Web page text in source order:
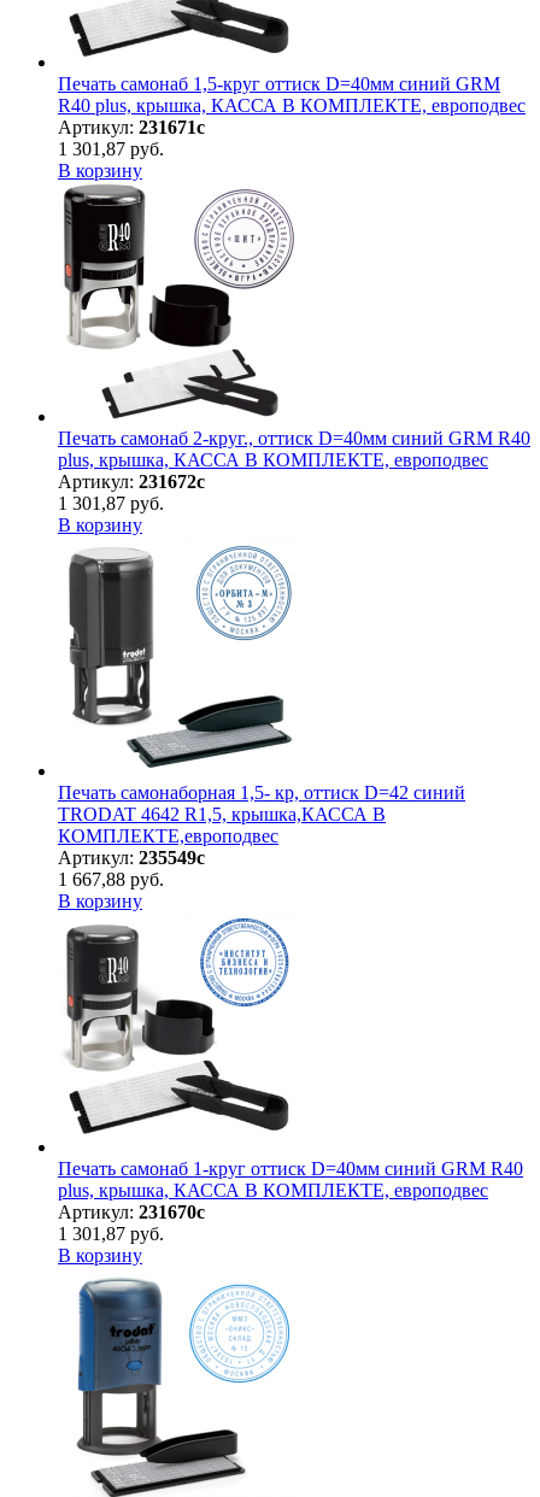
Печать самонаб 1,5-круг оттиск D=40мм синий GRM
R40 plus, крышка, КАССА В КОМПЛЕКТЕ, европодвес
Артикул: 231671с
1 301,87 руб.
В корзину
Печать самонаб 2-круг., оттиск D=40мм синий GRM R40
plus, крышка, КАССА В КОМПЛЕКТЕ, европодвес
Артикул: 231672с
1 301,87 руб.
В корзину
Печать самонаборная 1,5- кр, оттиск D=42 синий
TRODAT 4642 R1,5, крышка,КАССА В
КОМПЛЕКТЕ,европодвес
Артикул: 235549с
1 667,88 руб.
В корзину
Печать самонаб 1-круг оттиск D=40мм синий GRM R40
plus, крышка, КАССА В КОМПЛЕКТЕ, европодвес
Артикул: 231670с
1 301,87 руб.
В корзину